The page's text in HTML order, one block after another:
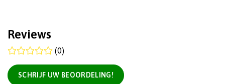
Reviews
(0)
SCHRIJF UW BEOORDELING!